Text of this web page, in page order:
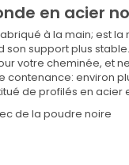
en acier
à la main; est
son support plus stable.
votre cheminée, et
environ
de profilés en acier
de la poudre noire